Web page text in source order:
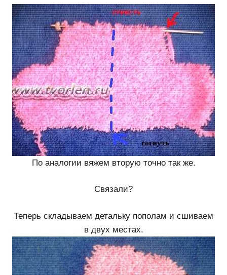
По аналогии вяжем вторую точно так же.
Связали?
Теперь складываем детальку пополам и сшиваем
в двух местах.